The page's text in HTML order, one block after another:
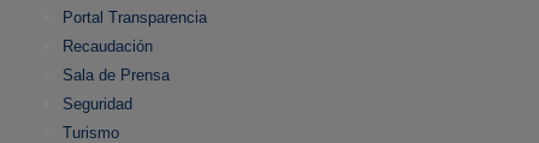
Portal Transparencia
Recaudación
Sala de Prensa
Seguridad
Turismo